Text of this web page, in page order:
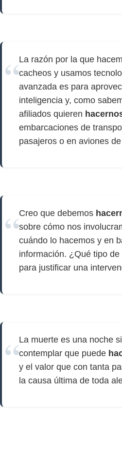
La razón por la que
cacheos y usamos
avanzada es para
inteligencia y, como
afiliados quieren
embarcaciones de
pasajeros o en aviones
Creo que debemos
sobre cómo nos
cuándo lo hacemos y en
información. ¿Qué tipo
para justificar una
La muerte es una noche
contemplar que puede
y el valor que con tanta
la causa última de toda